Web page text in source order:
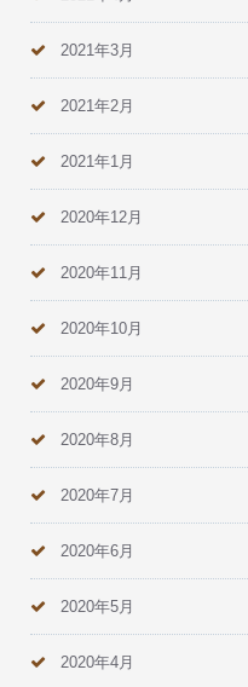
2021年3月
2021年2月
2021年1月
2020年12月
2020年11月
2020年10月
2020年9月
2020年8月
2020年7月
2020年6月
2020年5月
2020年4月